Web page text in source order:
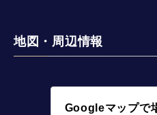
地図・周辺情報
Googleマップで